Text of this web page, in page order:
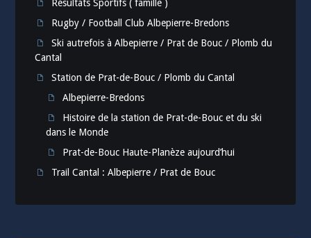
Résultats Sportifs ( famille )
Rugby / Football Club Albepierre-Bredons
Ski autrefois à Albepierre / Prat de Bouc / Plomb du
Cantal
Station de Prat-de-Bouc / Plomb du Cantal
Albepierre-Bredons
Histoire de la station de Prat-de-Bouc et du ski
dans le Monde
Prat-de-Bouc Haute-Planèze aujourd’hui
Trail Cantal : Albepierre / Prat de Bouc